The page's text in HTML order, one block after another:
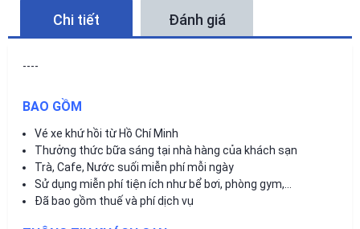
Chi tiết Đánh giá
----
BAO GỒM
Vé xe khứ hồi từ Hồ Chí Minh
Thưởng thức bữa sáng tại nhà hàng của khách sạn
Trà, Cafe, Nước suối miễn phí mỗi ngày
Sử dụng miễn phí tiện ích như bể bơi, phòng gym,…
Đã bao gồm thuế và phí dịch vụ